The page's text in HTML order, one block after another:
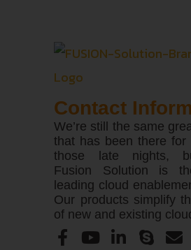
Contact
We’re still the same
that has been there for
those late nights,
Fusion Solution is
leading cloud
Our products simplify
of new and existing